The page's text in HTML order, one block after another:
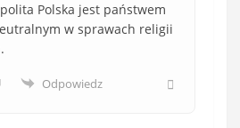
Polska jest państwem
w sprawach religii
Odpowiedz